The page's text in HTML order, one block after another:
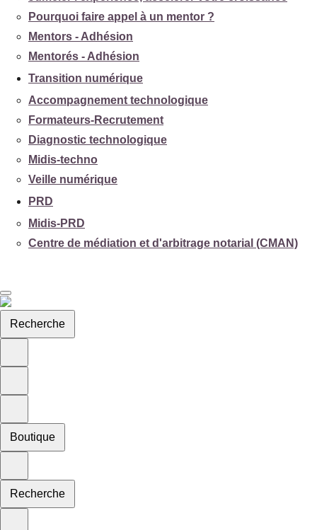
Pourquoi faire appel à un mentor ?
Mentors - Adhésion
Mentorés - Adhésion
Transition numérique
Accompagnement technologique
Formateurs-Recrutement
Diagnostic technologique
Midis-techno
Veille numérique
PRD
Midis-PRD
Centre de médiation et d'arbitrage notarial (CMAN)
Recherche
Boutique
Recherche